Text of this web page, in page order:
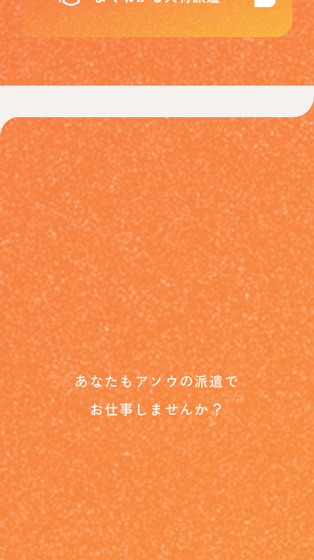
“ あなたもアソウの派遣で
お仕事しませんか？”